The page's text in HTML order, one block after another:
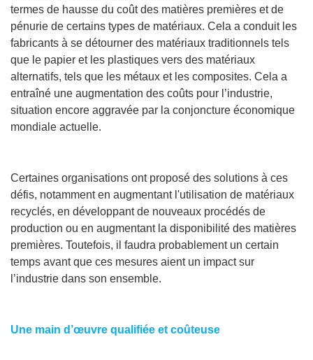
termes de hausse du coût des matières premières et de
pénurie de certains types de matériaux. Cela a conduit les
fabricants à se détourner des matériaux traditionnels tels
que le papier et les plastiques vers des matériaux
alternatifs, tels que les métaux et les composites. Cela a
entraîné une augmentation des coûts pour l’industrie,
situation encore aggravée par la conjoncture économique
mondiale actuelle.
Certaines organisations ont proposé des solutions à ces
défis, notamment en augmentant l'utilisation de matériaux
recyclés, en développant de nouveaux procédés de
production ou en augmentant la disponibilité des matières
premières. Toutefois, il faudra probablement un certain
temps avant que ces mesures aient un impact sur
l’industrie dans son ensemble.
Une main d’œuvre qualifiée et coûteuse